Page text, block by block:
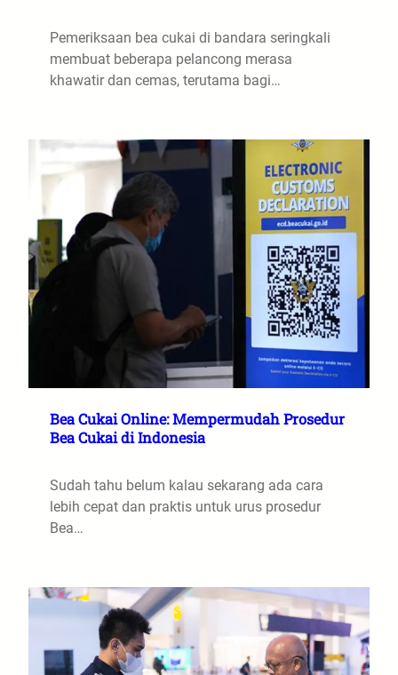
Pemeriksaan bea cukai di bandara seringkali
membuat beberapa pelancong merasa
khawatir dan cemas, terutama bagi…
Bea Cukai Online: Mempermudah Prosedur
Bea Cukai di Indonesia
Sudah tahu belum kalau sekarang ada cara
lebih cepat dan praktis untuk urus prosedur
Bea…